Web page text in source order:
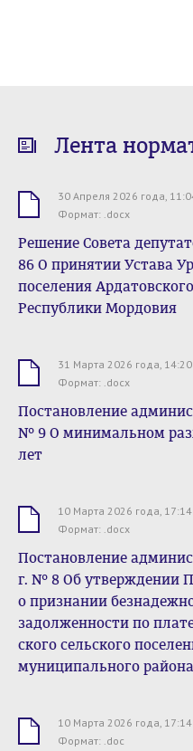
Лента
30 Апреля 2026 года,
Формат: .docx
Решение Совета
86 О принятии Устава
поселения
Республики Мордовия
31 Марта 2026 года, 14:20
Формат: .docx
Постановление
№ 9 О минимальном
лет
10 Марта 2026 года, 17:14
Формат: .docx
Постановление
г. № 8 Об утверждении
о признании
задолженности по
ского сельского
муниципального
10 Марта 2026 года, 17:14
Формат: .doc